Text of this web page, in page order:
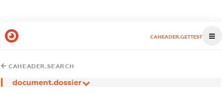
CAHEADER.GETTEST
CAHEADER.SEARCH
document.dossier